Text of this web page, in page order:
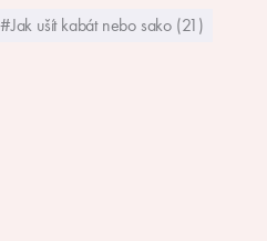
#Jak ušít kabát nebo sako (21)